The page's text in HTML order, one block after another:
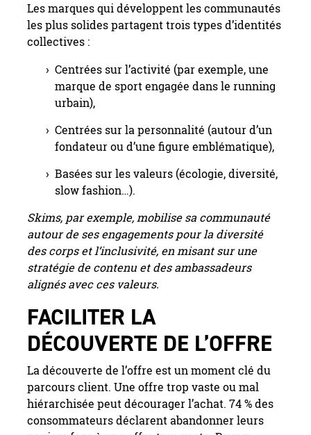
Les marques qui développent les communautés
les plus solides partagent trois types d’identités
collectives :
Centrées sur l’activité (par exemple, une
marque de sport engagée dans le running
urbain),
Centrées sur la personnalité (autour d’un
fondateur ou d’une figure emblématique),
Basées sur les valeurs (écologie, diversité,
slow fashion…).
Skims, par exemple, mobilise sa communauté
autour de ses engagements pour la diversité
des corps et l’inclusivité, en misant sur une
stratégie de contenu et des ambassadeurs
alignés avec ces valeurs.
FACILITER LA
DÉCOUVERTE DE L’OFFRE
La découverte de l’offre est un moment clé du
parcours client. Une offre trop vaste ou mal
hiérarchisée peut décourager l’achat. 74 % des
consommateurs déclarent abandonner leurs